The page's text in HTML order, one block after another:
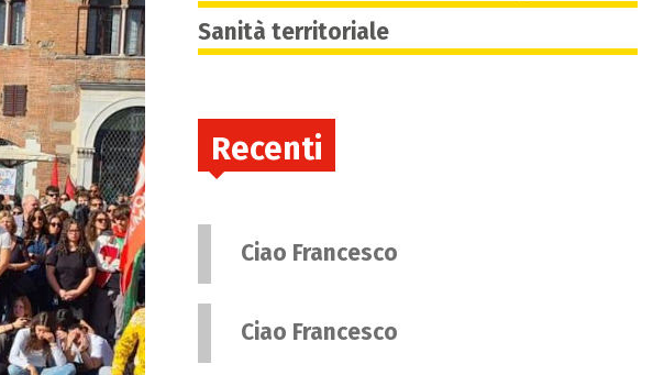
Sanità territoriale
Recenti
Ciao Francesco
Ciao Francesco